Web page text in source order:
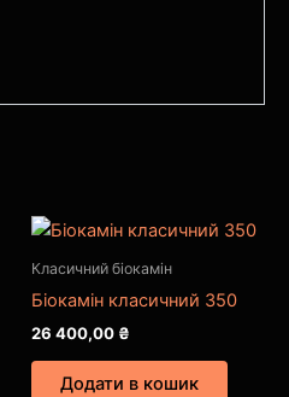
Класичний біокамін
Біокамін класичний 350
26 400,00 ₴
Додати в кошик